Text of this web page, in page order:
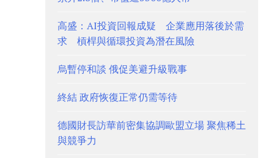
高盛：AI投資回報成疑 企業應用落後於需
求 槓桿與循環投資為潛在風險
烏暫停和談 俄促美避升級戰事
終結 政府恢復正常仍需等待
德國財長訪華前密集協調歐盟立場 聚焦稀土
與競爭力